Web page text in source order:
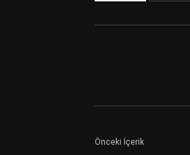
Önceki İçerik